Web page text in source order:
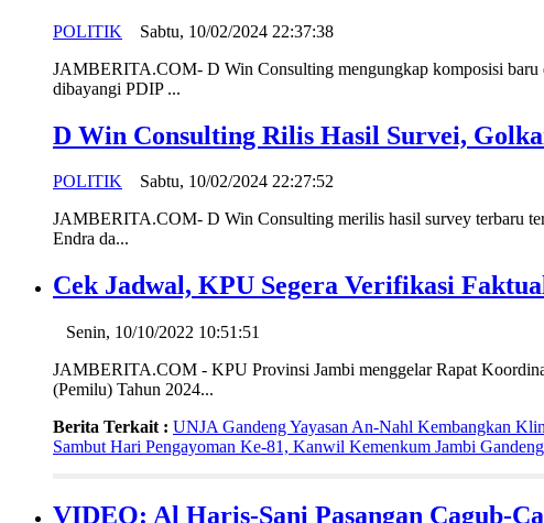
POLITIK
Sabtu, 10/02/2024 22:37:38
JAMBERITA.COM- D Win Consulting mengungkap komposisi baru
dibayangi PDIP ...
D Win Consulting Rilis Hasil Survei,
POLITIK
Sabtu, 10/02/2024 22:27:52
JAMBERITA.COM- D Win Consulting merilis hasil survey terbaru
Endra da...
Cek Jadwal, KPU Segera Verifikasi
Senin, 10/10/2022 10:51:51
JAMBERITA.COM - KPU Provinsi Jambi menggelar Rapat
(Pemilu) Tahun 2024...
Berita Terkait : UNJA Gandeng Yayasan An-Nahl Kembangkan
Sambut Hari Pengayoman Ke-81, Kanwil Kemenkum Jambi
VIDEO: Al Haris-Sani Pasangan Cagub-